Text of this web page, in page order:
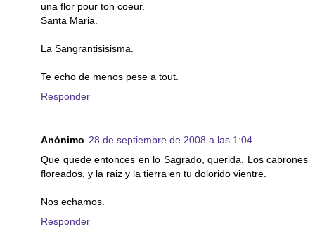
una flor pour ton coeur.
Santa Maria.
La Sangrantisisisma.
Te echo de menos pese a tout.
Responder
Anónimo 28 de septiembre de 2008 a las 1:04
Que quede entonces en lo Sagrado, querida. Los cabrones
floreados, y la raiz y la tierra en tu dolorido vientre.
Nos echamos.
Responder